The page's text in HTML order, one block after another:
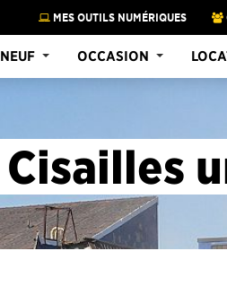
MES OUTILS NUMÉRIQUES
NEUF OCCASION
Cisailles